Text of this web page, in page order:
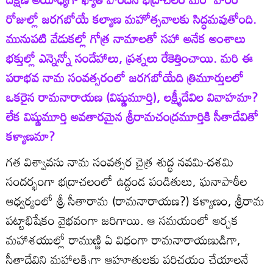
రోజుల్లో జరగబోయే కల్యాణ మహోత్సవాలకు సిద్ధమవుతోంది.
మునుపటి వేడుకల్లో గోత్ర నామాలతో సహా అనేక అంశాలు
భక్తుల్లో ఎన్నెన్నో సందేహాలు, ప్రశ్నలు రేకెత్తించాయి. మరి ఈ
పరాభవ నామ సంవత్సరంలో జరగబోయేది త్రిమూర్తులలో
ఒకరైన రామనారాయణ (విష్ణుమూర్తి), లక్ష్మీదేవిల వివాహమా?
లేక విష్ణుమూర్తి అవతారమైన శ్రీరామచంద్రమూర్తికి సీతాదేవితో
కళ్యాణమా?
గత విశ్వావసు నామ సంవత్సర చైత్ర శుద్ధ నవమి-దశమి
సందర్భంగా భద్రాచలంలో ఉద్దండ పండితులు, ఘనాపాఠీల
ఆధ్వర్యంలో శ్రీ సీతారామ (రామనారాయణ?) కళ్యాణం, శ్రీరామ
పట్టాభిషేకం వైభవంగా జరిగాయి. ఆ సమయంలో అర్చక
మహాశయుల్లో రాముణ్ణి ఏ విధంగా రామనారాయణుడిగా,